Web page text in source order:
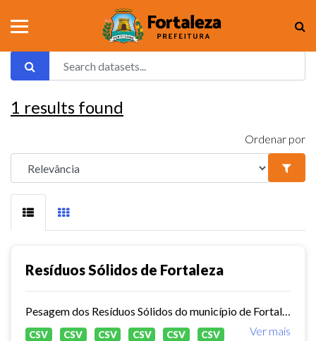
1 results found
Ordenar por
Resíduos Sólidos de Fortaleza
Ver mais
CSV CSV CSV CSV CSV
CSV